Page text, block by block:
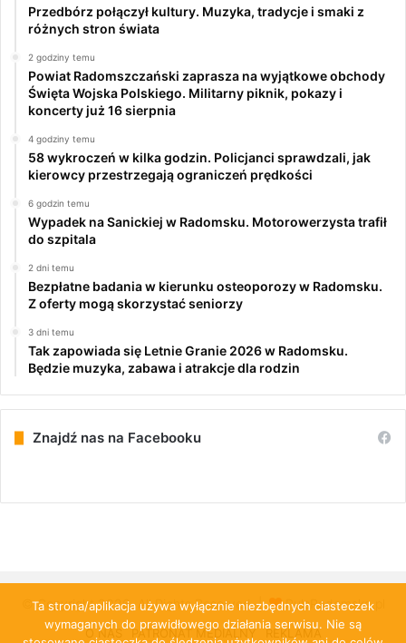
Przedbórz połączył kultury. Muzyka, tradycje i smaki z
różnych stron świata
2 godziny temu
Powiat Radomszczański zaprasza na wyjątkowe obchody
Święta Wojska Polskiego. Militarny piknik, pokazy i
koncerty już 16 sierpnia
4 godziny temu
58 wykroczeń w kilka godzin. Policjanci sprawdzali, jak
kierowcy przestrzegają ograniczeń prędkości
6 godzin temu
Wypadek na Sanickiej w Radomsku. Motorowerzysta trafił
do szpitala
2 dni temu
Bezpłatne badania w kierunku osteoporozy w Radomsku.
Z oferty mogą skorzystać seniorzy
3 dni temu
Tak zapowiada się Letnie Granie 2026 w Radomsku.
Będzie muzyka, zabawa i atrakcje dla rodzin
Znajdź nas na Facebooku
© Copyright 2026, All Rights Reserved | PulsRadomska.pl
O NAS PATRONAT MEDIALNY REKLAMA
Ta strona/aplikacja używa wyłącznie niezbędnych ciasteczek
wymaganych do prawidłowego działania serwisu. Nie są